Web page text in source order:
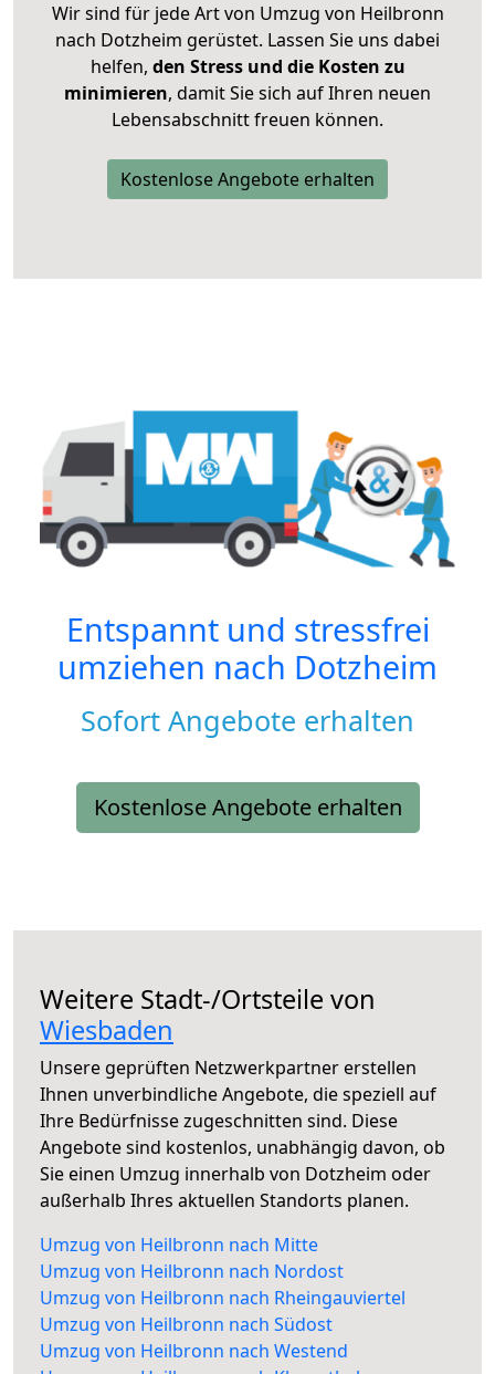
Wir sind für jede Art von Umzug von Heilbronn
nach Dotzheim gerüstet. Lassen Sie uns dabei
helfen, den Stress und die Kosten zu
minimieren, damit Sie sich auf Ihren neuen
Lebensabschnitt freuen können.
Kostenlose Angebote erhalten
Entspannt und stressfrei
umziehen nach Dotzheim
Sofort Angebote erhalten
Kostenlose Angebote erhalten
Weitere Stadt-/Ortsteile von
Wiesbaden
Unsere geprüften Netzwerkpartner erstellen
Ihnen unverbindliche Angebote, die speziell auf
Ihre Bedürfnisse zugeschnitten sind. Diese
Angebote sind kostenlos, unabhängig davon, ob
Sie einen Umzug innerhalb von Dotzheim oder
außerhalb Ihres aktuellen Standorts planen.
Umzug von Heilbronn nach Mitte
Umzug von Heilbronn nach Nordost
Umzug von Heilbronn nach Rheingauviertel
Umzug von Heilbronn nach Südost
Umzug von Heilbronn nach Westend